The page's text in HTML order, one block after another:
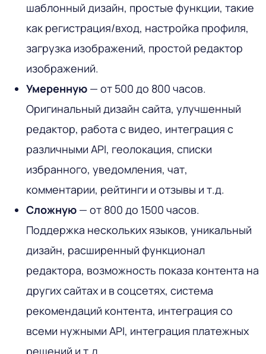
шаблонный дизайн, простые функции, такие
как регистрация/вход, настройка профиля,
загрузка изображений, простой редактор
изображений.
Умеренную — от 500 до 800 часов.
Оригинальный дизайн сайта, улучшенный
редактор, работа с видео, интеграция с
различными API, геолокация, списки
избранного, уведомления, чат,
комментарии, рейтинги и отзывы и т.д.
Сложную — от 800 до 1500 часов.
Поддержка нескольких языков, уникальный
дизайн, расширенный функционал
редактора, возможность показа контента на
других сайтах и в соцсетях, система
рекомендаций контента, интеграция со
всеми нужными API, интеграция платежных